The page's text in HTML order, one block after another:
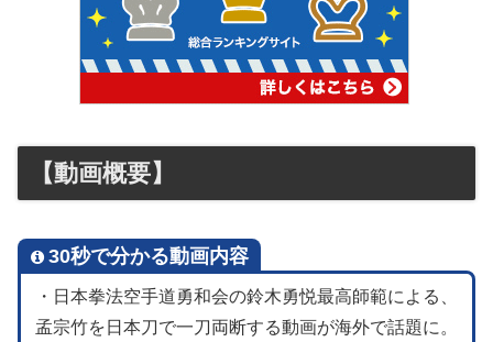
【動画概要】
30秒で分かる動画内容
・日本拳法空手道勇和会の鈴木勇悦最高師範による、
孟宗竹を日本刀で一刀両断する動画が海外で話題に。